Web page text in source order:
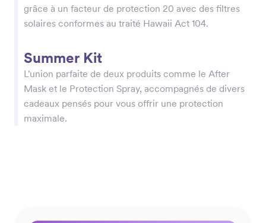
grâce à un facteur de protection 20 avec des filtres
solaires conformes au traité Hawaii Act 104.
Summer Kit
L'union parfaite de deux produits comme le After
Mask et le Protection Spray, accompagnés de divers
cadeaux pensés pour vous offrir une protection
maximale.
grâce à un facteur de protection 20 avec des filtres
solaires conformes au traité Hawaii Act 104.
Summer Kit
L'union parfaite de deux produits comme le After
Mask et le Protection Spray, accompagnés de divers
cadeaux pensés pour vous offrir une protection
maximale.